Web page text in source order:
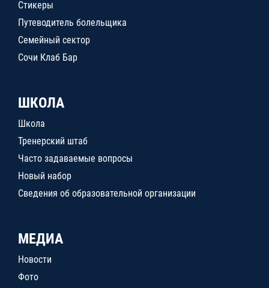
Стикеры
Путеводитель болельщика
Семейный сектор
Сочи Клаб Бар
ШКОЛА
Школа
Тренерский штаб
Часто задаваемые вопросы
Новый набор
Сведения об образовательной организации
МЕДИА
Новости
Фото